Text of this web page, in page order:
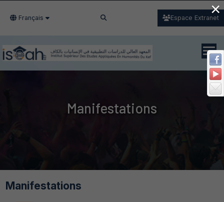
Français Espace Extranet
Manifestations
Manifestations
×